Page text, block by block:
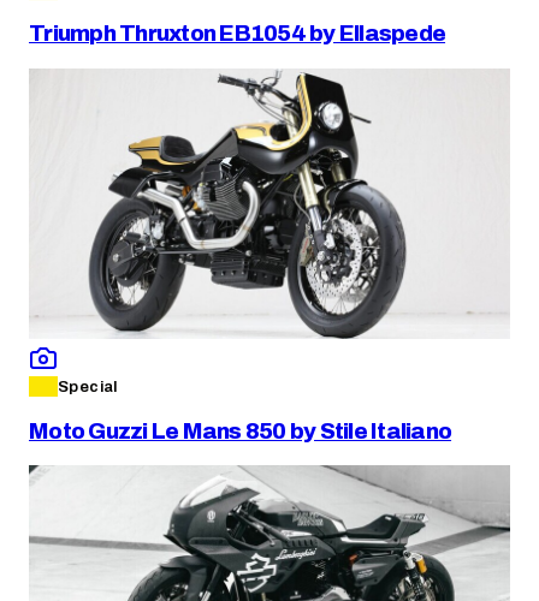
Triumph Thruxton EB1054 by Ellaspede
Special
Moto Guzzi Le Mans 850 by Stile Italiano